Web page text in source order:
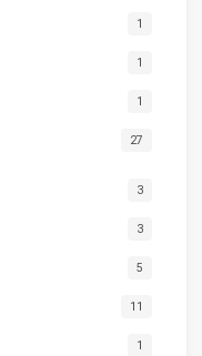
1
1
1
27
3
3
5
11
1